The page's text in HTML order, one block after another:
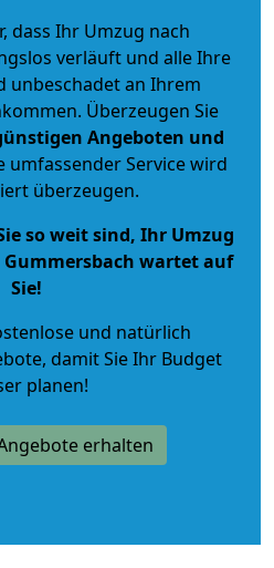
dass Ihr Umzug nach
verläuft und alle Ihre
unbeschadet an Ihrem
Überzeugen Sie
Angeboten und
umfassender Service wird
überzeugen.
so weit sind, Ihr Umzug
wartet auf
Sie!
und natürlich
, damit Sie Ihr Budget
planen!
erhalten